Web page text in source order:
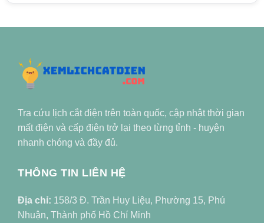
Tra cứu lịch cắt điện trên toàn quốc, cập nhật thời gian
mất điện và cấp điện trở lại theo từng tỉnh - huyện
nhanh chóng và đầy đủ.
THÔNG TIN LIÊN HỆ
Địa chỉ: 158/3 Đ. Trần Huy Liệu, Phường 15, Phú
Nhuận, Thành phố Hồ Chí Minh